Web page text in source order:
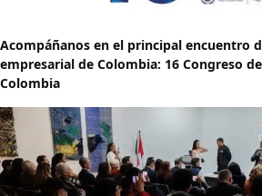
Acompáñanos en el principal encuentro
empresarial de Colombia: 16 Congreso
Colombia